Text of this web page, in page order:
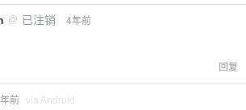
@ 已注销 4年前
回复
前 via Android